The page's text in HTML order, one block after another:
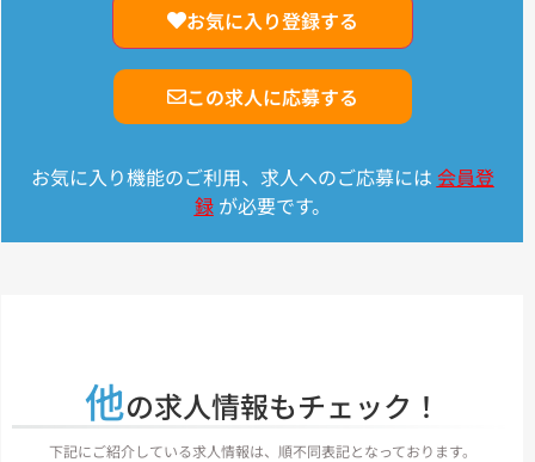
お気に入り登録する
この求人に応募する
お気に入り機能のご利用、求人へのご応募には 会員登
録が必要です。
他の求人情報もチェック！
下記にご紹介している求人情報は、順不同表記となっております。